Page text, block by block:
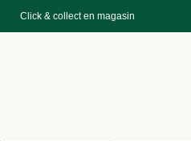
Click & collect en magasin